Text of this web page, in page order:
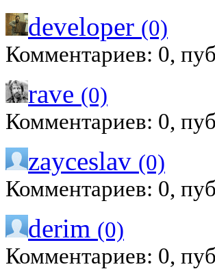
developer (0)
Комментариев: 0,
rave (0)
Комментариев: 0,
zayceslav (0)
Комментариев: 0,
derim (0)
Комментариев: 0,